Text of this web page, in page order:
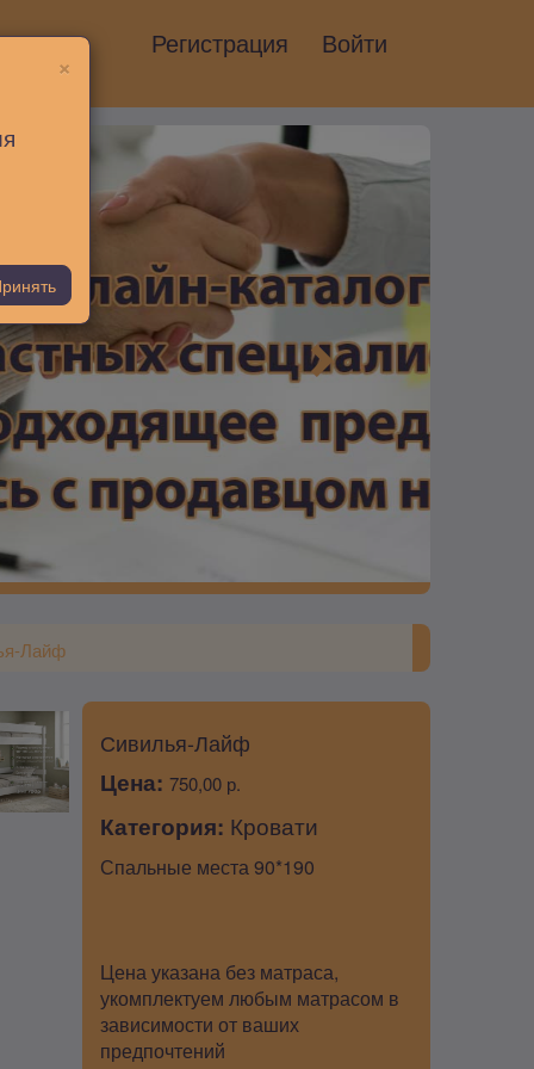
Регистрация Войти
Лайф
Сивилья-Лайф
Цена: 750,00 р.
Категория: Кровати
Спальные места 90*190
Цена указана без матраса,
укомплектуем любым матрасом в
зависимости от ваших
предпочтений
×